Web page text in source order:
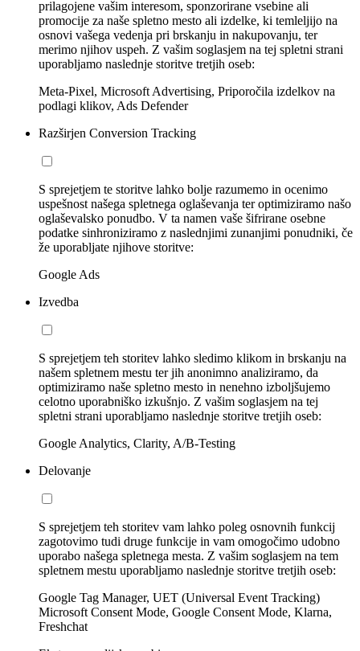
prilagojene vašim interesom, sponzorirane vsebine ali
promocije za naše spletno mesto ali izdelke, ki temleljijo na
osnovi vašega vedenja pri brskanju in nakupovanju, ter
merimo njihov uspeh. Z vašim soglasjem na tej spletni strani
uporabljamo naslednje storitve tretjih oseb:
Meta-Pixel, Microsoft Advertising, Priporočila izdelkov na
podlagi klikov, Ads Defender
Razširjen Conversion Tracking
S sprejetjem te storitve lahko bolje razumemo in ocenimo
uspešnost našega spletnega oglaševanja ter optimiziramo našo
oglaševalsko ponudbo. V ta namen vaše šifrirane osebne
podatke sinhroniziramo z naslednjimi zunanjimi ponudniki, če
že uporabljate njihove storitve:
Google Ads
Izvedba
S sprejetjem teh storitev lahko sledimo klikom in brskanju na
našem spletnem mestu ter jih anonimno analiziramo, da
optimiziramo naše spletno mesto in nenehno izboljšujemo
celotno uporabniško izkušnjo. Z vašim soglasjem na tej
spletni strani uporabljamo naslednje storitve tretjih oseb:
Google Analytics, Clarity, A/B-Testing
Delovanje
S sprejetjem teh storitev vam lahko poleg osnovnih funkcij
zagotovimo tudi druge funkcije in vam omogočimo udobno
uporabo našega spletnega mesta. Z vašim soglasjem na tem
spletnem mestu uporabljamo naslednje storitve tretjih oseb:
Google Tag Manager, UET (Universal Event Tracking)
Microsoft Consent Mode, Google Consent Mode, Klarna,
Freshchat